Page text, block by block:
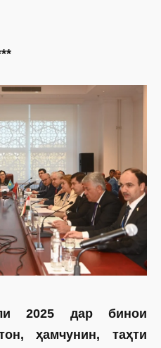
2025 дар бинои
ҳамчунин, таҳти